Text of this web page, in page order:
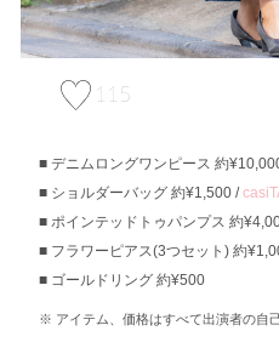
115
デニムロングワンピース 約
ショルダーバッグ 約¥1,500 /
ポインテッドトゥパンプス 約
フラワーピアス(3つセット) 約
ゴールドリング 約¥500
アイテム、価格はすべて出演者の自